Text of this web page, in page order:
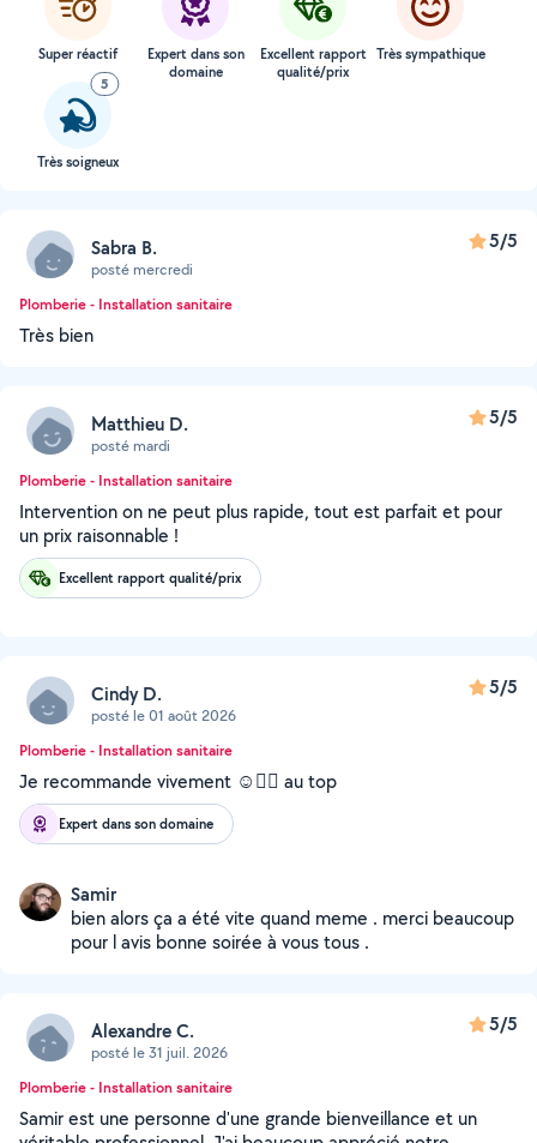
Super réactif
Expert dans son
domaine
Excellent rapport
qualité/prix
Très sympathique
5
Très soigneux
Sabra B.
posté mercredi
5/5
Plomberie - Installation sanitaire
Très bien
Matthieu D.
posté mardi
5/5
Plomberie - Installation sanitaire
Intervention on ne peut plus rapide, tout est parfait et pour
un prix raisonnable !
Excellent rapport qualité/prix
Cindy D.
posté le 01 août 2026
5/5
Plomberie - Installation sanitaire
Je recommande vivement ☺️👍🏻 au top
Expert dans son domaine
Samir
bien alors ça a été vite quand meme . merci beaucoup
pour l avis bonne soirée à vous tous .
Alexandre C.
posté le 31 juil. 2026
5/5
Plomberie - Installation sanitaire
Samir est une personne d'une grande bienveillance et un